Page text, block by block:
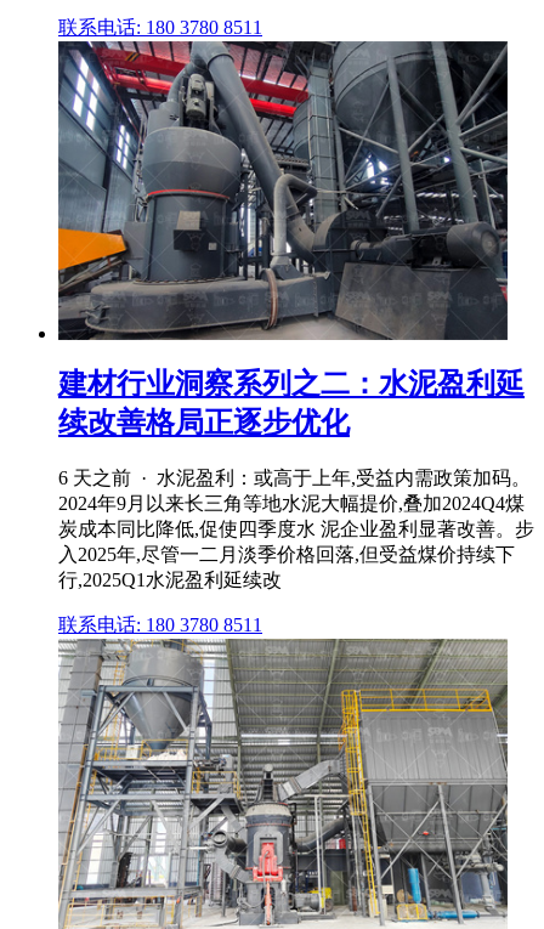
联系电话: 180 3780 8511
建材行业洞察系列之二：水泥盈利延
续改善格局正逐步优化
6 天之前 · 水泥盈利：或高于上年,受益内需政策加码。
2024年9月以来长三角等地水泥大幅提价,叠加2024Q4煤
炭成本同比降低,促使四季度水 泥企业盈利显著改善。步
入2025年,尽管一二月淡季价格回落,但受益煤价持续下
行,2025Q1水泥盈利延续改
联系电话: 180 3780 8511